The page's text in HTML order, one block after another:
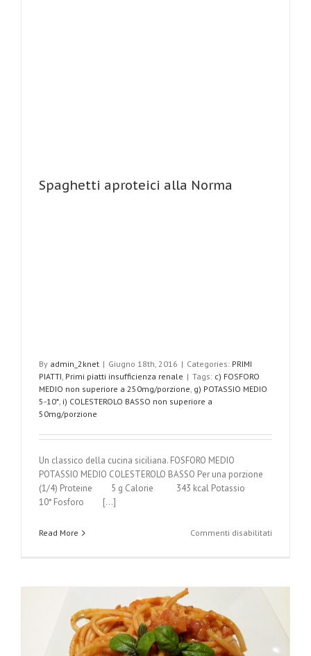
Spaghetti aproteici alla Norma
By admin_2knet | Giugno 18th, 2016 | Categories: PRIMI
PIATTI, Primi piatti insufficienza renale | Tags: c) FOSFORO
MEDIO non superiore a 250mg/porzione, g) POTASSIO MEDIO
5-10*, i) COLESTEROLO BASSO non superiore a
50mg/porzione
Un classico della cucina siciliana. FOSFORO MEDIO
POTASSIO MEDIO COLESTEROLO BASSO Per una porzione
(1/4) Proteine 5 g Calorie 343 kcal Potassio
10* Fosforo [...]
Read More Commenti disabilitati